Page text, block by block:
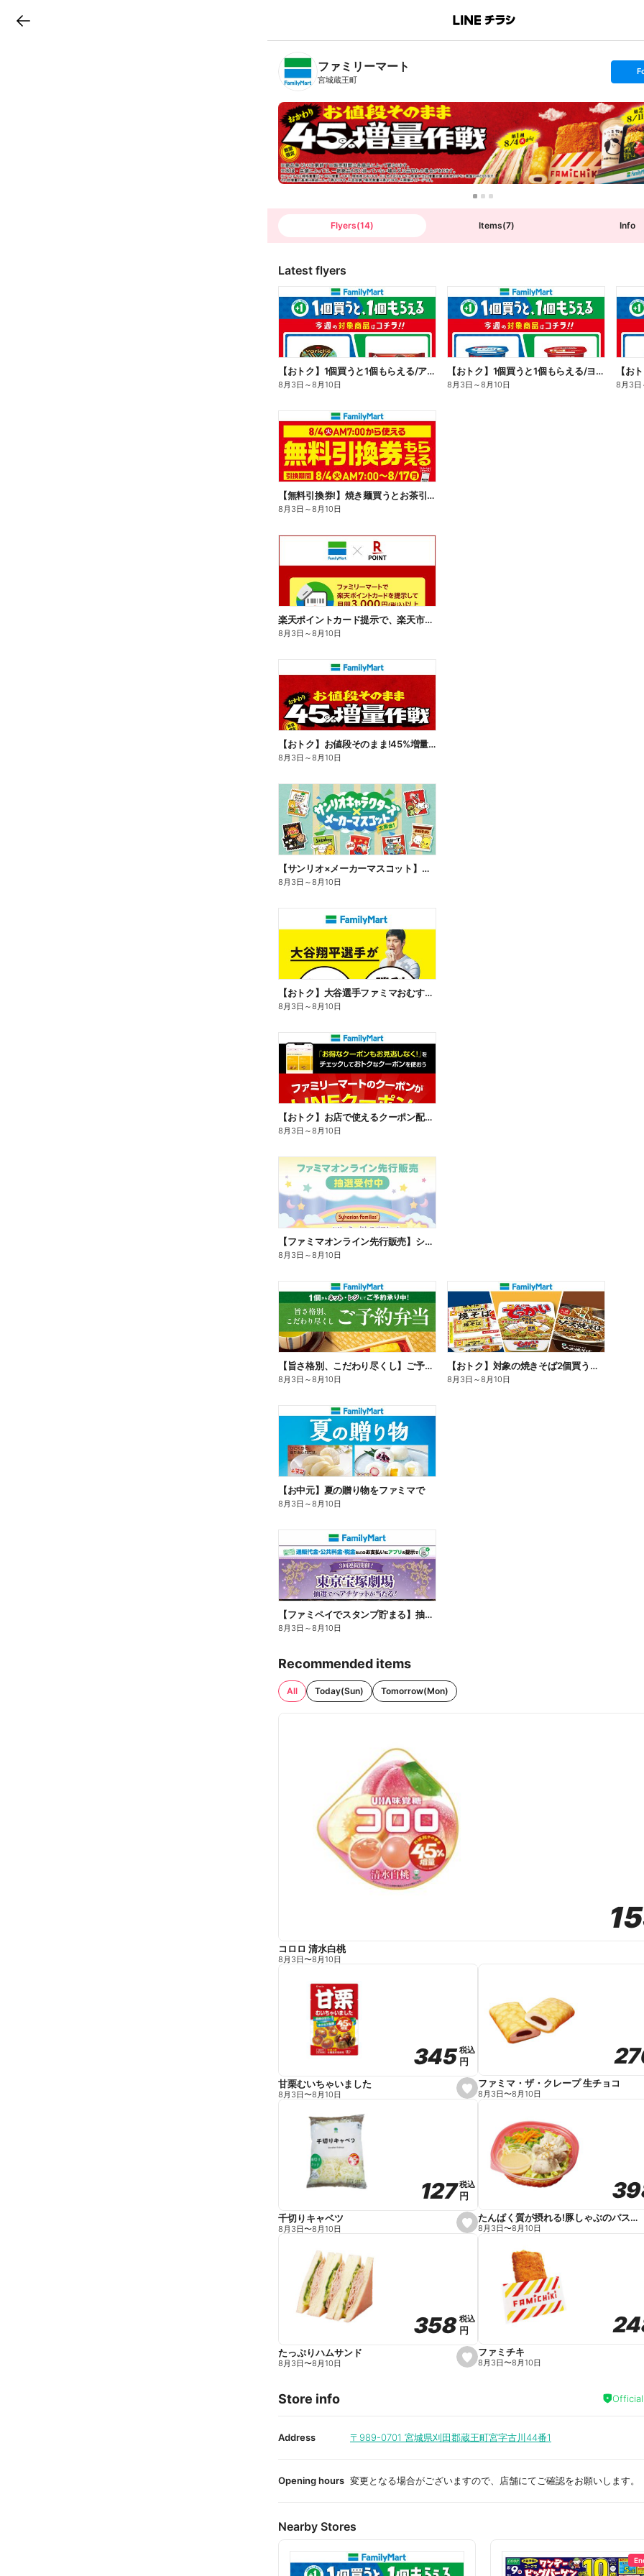
B
n
T
ファミリーマート
宮城蔵王町
s
t
o
l
l
o
w
Flyers(14) Items(7) Info
Latest flyers
【おトク】1個買うと1個もらえる/アイス
8月3日 ～8月10日
【おトク】1個買うと1個もらえる/ヨーグルト
8月3日 ～8月10日
【お
8月3日
【無料引換券!】焼き麺買うとお茶引換券貰える!
8月3日 ～8月10日
楽天ポイントカード提示で、楽天市場でのお買い物がおトクに!
8月3日 ～8月10日
【おトク】お値段そのまま!45%増量作戦!
8月3日 ～8月10日
【サンリオ×メーカーマスコット】オリジナルグッズ貰える!
8月3日 ～8月10日
【おトク】大谷選手ファミマおむすび割
8月3日 ～8月10日
【おトク】お店で使えるクーポン配信中
8月3日 ～8月10日
【ファミマオンライン先行販売】シルバニアファミリー
8月3日 ～8月10日
【旨さ格別、こだわり尽くし】ご予約弁当
8月3日 ～8月10日
【おトク】対象の焼きそば2個買うと100円引き!
8月3日 ～8月10日
【お中元】夏の贈り物をファミマで
8月3日 ～8月10日
【ファミペイでスタンプ貯まる】抽選でペアチケットが当たる!
8月3日 ～8月10日
Recommended items
All Today(Sun) Tomorrow(Mon)
コロロ 清水白桃
8月3日〜8月10日
s
e
e
345
345税込
税込
円
円
甘栗むいちゃいました
8月3日〜8月10日
ファミマ・ザ・クレープ 生チョコ
8月3日〜8月10日
s
e
e
127
127税込
税込
円
円
千切りキャベツ
8月3日〜8月10日
たんぱく質が摂れる!豚しゃぶのパスタサラダ
8月3日〜8月10日
s
e
i
t
358
358税込
税込
円
円
たっぷりハムサンド
8月3日〜8月10日
ファミチキ
8月3日〜8月10日
Store info
Address 〒989-0701 宮城県刈田郡蔵王町宮字古川44番1
Opening hours 変更となる場合がございますので、店舗にてご確認をお願いします。
Nearby Stores